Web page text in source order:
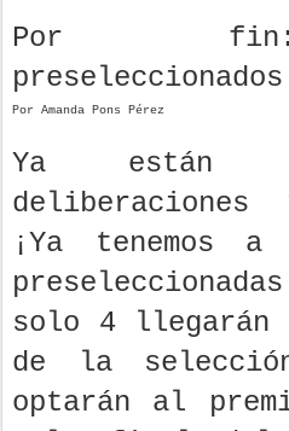
Por
Por Amanda Pons Pérez
Ya están
deliberaciones
¡Ya tenemos
solo 4 llegarán
de la
optarán al